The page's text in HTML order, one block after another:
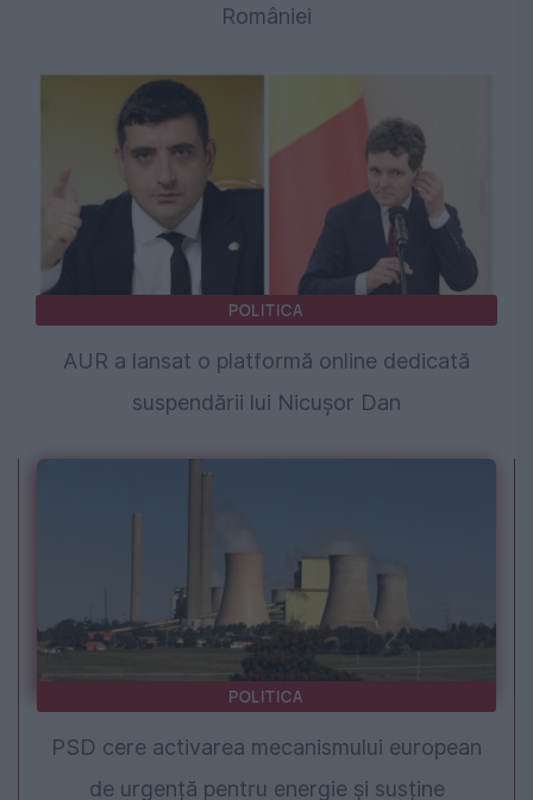
României
POLITICA
AUR a lansat o platformă online dedicată
suspendării lui Nicușor Dan
POLITICA
PSD cere activarea mecanismului european
de urgență pentru energie și susține